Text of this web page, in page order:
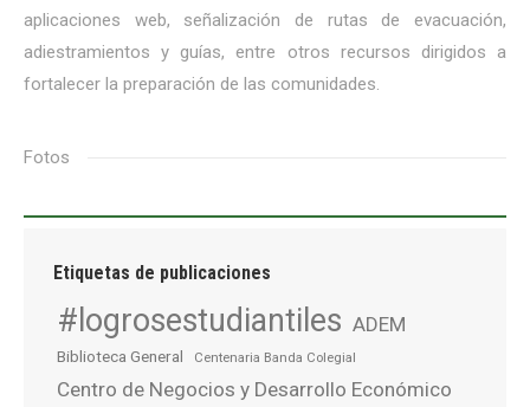
aplicaciones web, señalización de rutas de evacuación,
adiestramientos y guías, entre otros recursos dirigidos a
fortalecer la preparación de las comunidades.
Fotos
Etiquetas de publicaciones
#logrosestudiantiles ADEM
Biblioteca General Centenaria Banda Colegial
Centro de Negocios y Desarrollo Económico